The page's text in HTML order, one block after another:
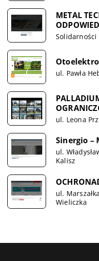
METAL
Solidarności
ul. Pawła
ul. Leona
Sinergio –
ul.
Kalisz
ul.
Wieliczka